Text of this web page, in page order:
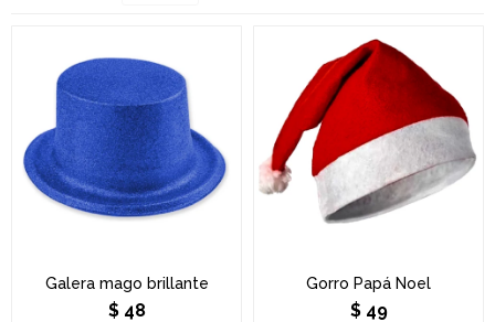
Galera mago brillante
$ 48
Gorro Papá Noel
$ 49